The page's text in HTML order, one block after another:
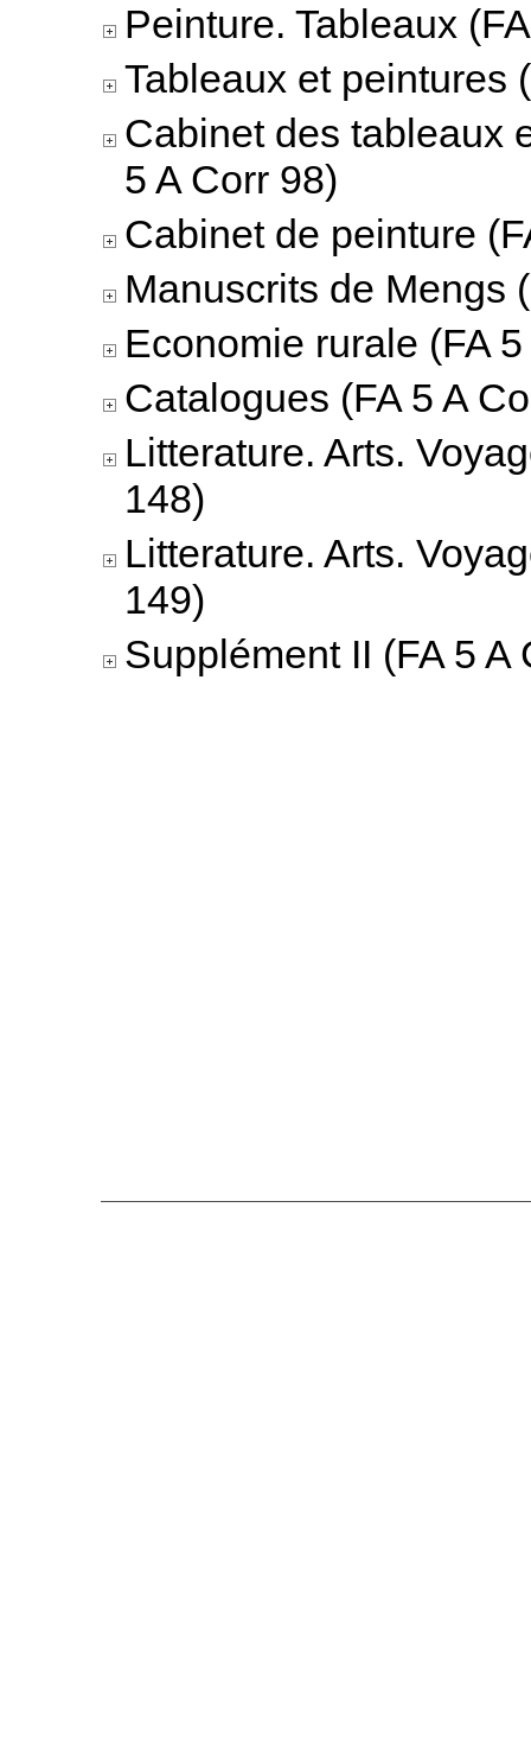
Peinture. Tableaux
Tableaux et peintures
Cabinet des tableaux
5 A Corr 98)
Cabinet de peinture
Manuscrits de Mengs
Economie rurale (FA
Catalogues (FA 5 A
Litterature. Arts.
148)
Litterature. Arts.
149)
Supplément II (FA 5 A